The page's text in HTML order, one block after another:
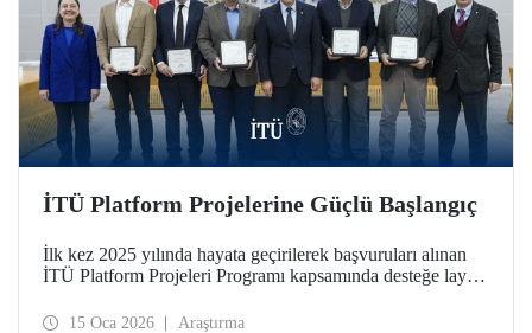
İTÜ Platform Projelerine Güçlü Başlangıç
İlk kez 2025 yılında hayata geçirilerek başvuruları alınan
İTÜ Platform Projeleri Programı kapsamında desteğe layık
Yerleşkemizde düzenlenen imza töreniyle resmen başladı.
15 Oca 2026 Araştırma